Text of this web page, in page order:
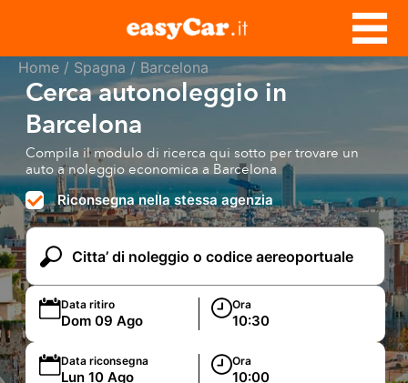
Home / Spagna / Barcelona
Cerca autonoleggio in
Barcelona
Compila il modulo di ricerca qui sotto per trovare un
auto a noleggio economica a Barcelona
Riconsegna nella stessa agenzia
Data ritiro Ora
Data riconsegna Ora